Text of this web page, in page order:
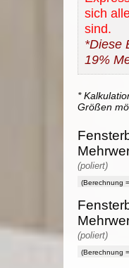
sich
sind.
*Diese
19%
*
Größen
(poliert)
(Berechnung
(poliert)
(Berechnung